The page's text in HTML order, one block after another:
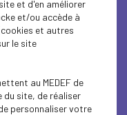
et d'en améliorer
et/ou accède à
et autres
le site
au MEDEF de
du site, de réaliser
personnaliser votre